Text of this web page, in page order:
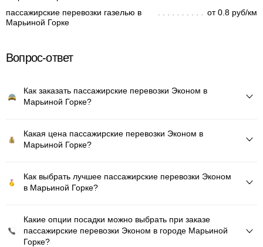
пассажирские перевозки газелью в
Марьиной Горке
от 0.8 руб/км
Вопрос-ответ
Как заказать пассажирские перевозки Эконом в
Марьиной Горке?
Какая цена пассажирские перевозки Эконом в
Марьиной Горке?
Как выбрать лучшее пассажирские перевозки Эконом
в Марьиной Горке?
Какие опции посадки можно выбрать при заказе
пассажирские перевозки Эконом в городе Марьиной
Горке?